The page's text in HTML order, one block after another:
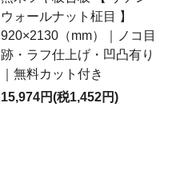
ウォールナット柾目 】
920×2130（mm）｜ノコ目
跡・ラフ仕上げ・凹凸有り
｜無料カット付き
15,974円(税1,452円)